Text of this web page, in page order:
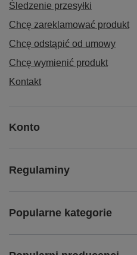
Śledzenie przesyłki
Chcę zareklamować produkt
Chcę odstąpić od umowy
Chcę wymienić produkt
Kontakt
Konto
Regulaminy
Popularne kategorie